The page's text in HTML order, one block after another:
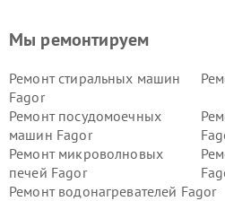
Мы ремонтируем
Ремонт стиральных машин
Fagor
Ремонт посудомоечных
машин Fagor
Ремонт микроволновых
печей Fagor
Ремонт водонагревателей Fagor